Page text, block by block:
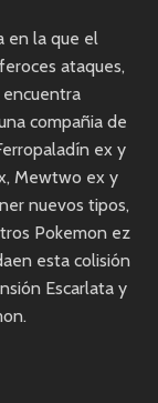
en la que el
ataques,
compañia de
ex y
Mewtwo ex y
nuevos tipos,
Pokemon ez
esta colisión
Escarlata y